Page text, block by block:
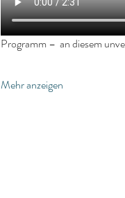
Programm –  an diesem
Mehr anzeigen